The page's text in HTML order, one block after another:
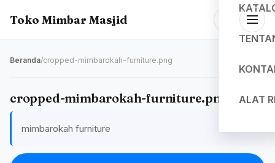
Toko Mimbar Masjid
ALAT
Beranda/cropped-mimbarokah-furniture.png
cropped-mimbarokah-furniture.png
mimbarokah furniture